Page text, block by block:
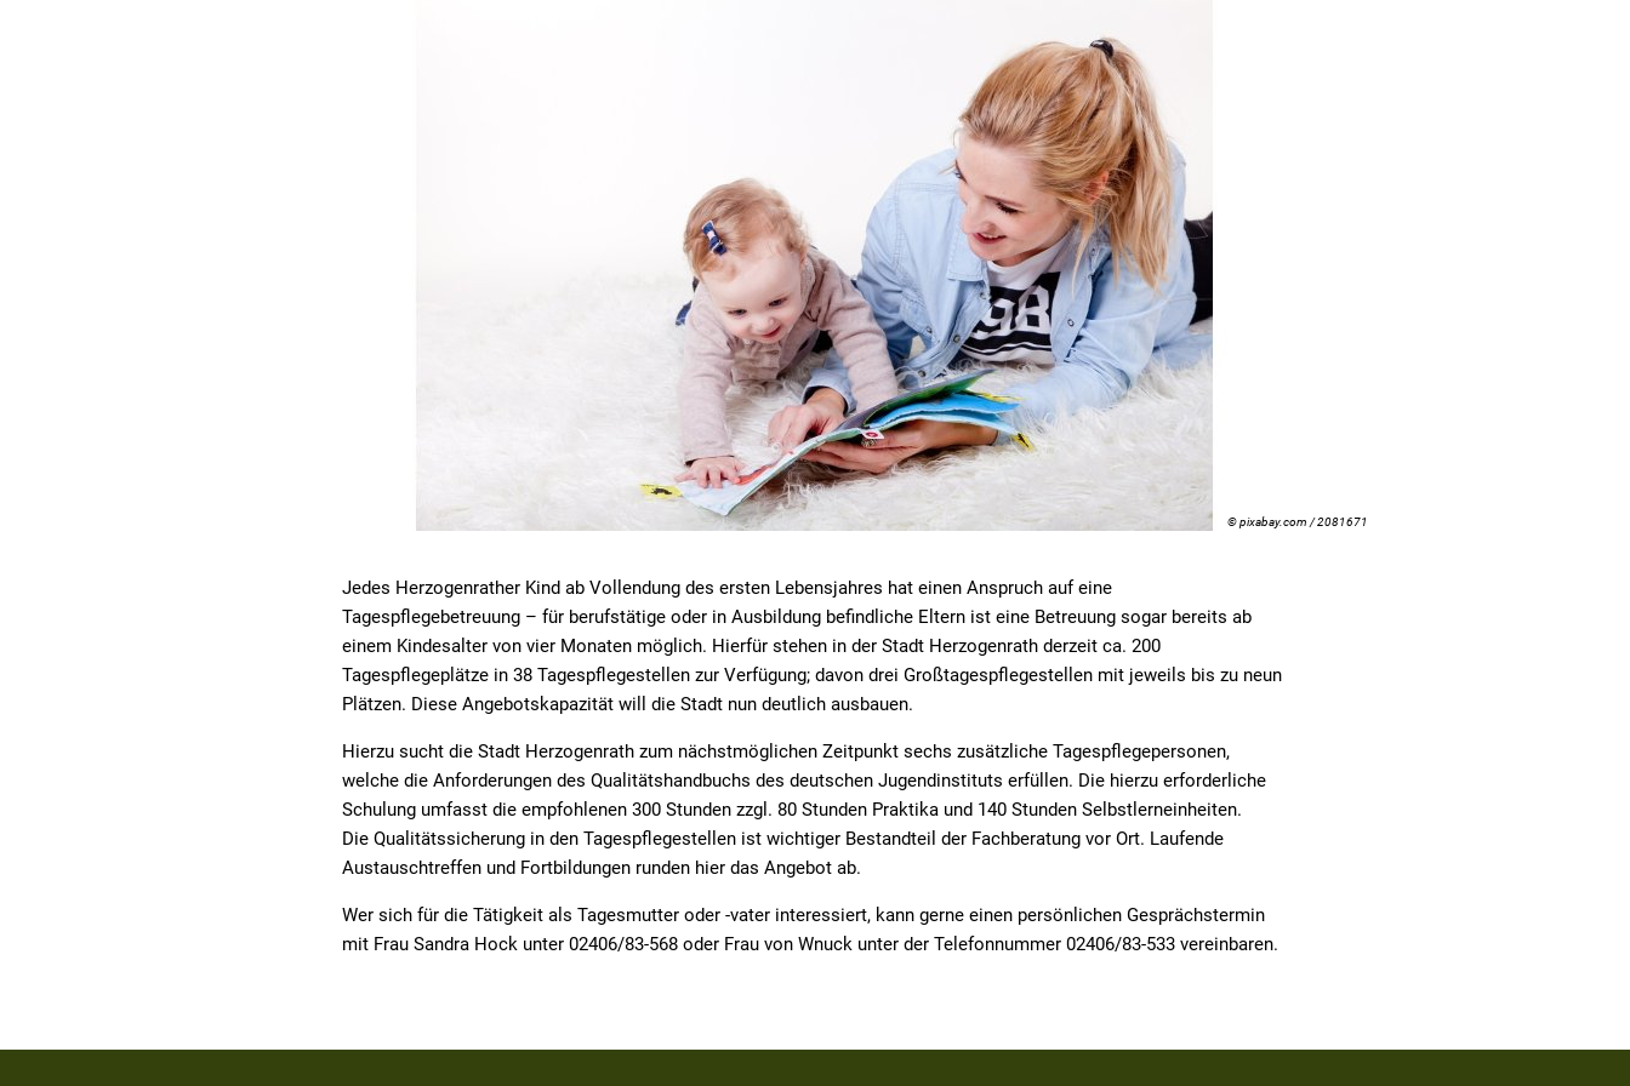
© pixabay.com / 2081671
Jedes Herzogenrather Kind ab Vollendung des ersten Lebensjahres hat einen Anspruch auf eine
Tagespflegebetreuung – für berufstätige oder in Ausbildung befindliche Eltern ist eine Betreuung sogar bereits ab
einem Kindesalter von vier Monaten möglich. Hierfür stehen in der Stadt Herzogenrath derzeit ca. 200
Tagespflegeplätze in 38 Tagespflegestellen zur Verfügung; davon drei Großtagespflegestellen mit jeweils bis zu neun
Plätzen. Diese Angebotskapazität will die Stadt nun deutlich ausbauen.
Hierzu sucht die Stadt Herzogenrath zum nächstmöglichen Zeitpunkt sechs zusätzliche Tagespflegepersonen,
welche die Anforderungen des Qualitätshandbuchs des deutschen Jugendinstituts erfüllen. Die hierzu erforderliche
Schulung umfasst die empfohlenen 300 Stunden zzgl. 80 Stunden Praktika und 140 Stunden Selbstlerneinheiten.
Die Qualitätssicherung in den Tagespflegestellen ist wichtiger Bestandteil der Fachberatung vor Ort. Laufende
Austauschtreffen und Fortbildungen runden hier das Angebot ab.
Wer sich für die Tätigkeit als Tagesmutter oder -vater interessiert, kann gerne einen persönlichen Gesprächstermin
mit Frau Sandra Hock unter 02406/83-568 oder Frau von Wnuck unter der Telefonnummer 02406/83-533 vereinbaren.